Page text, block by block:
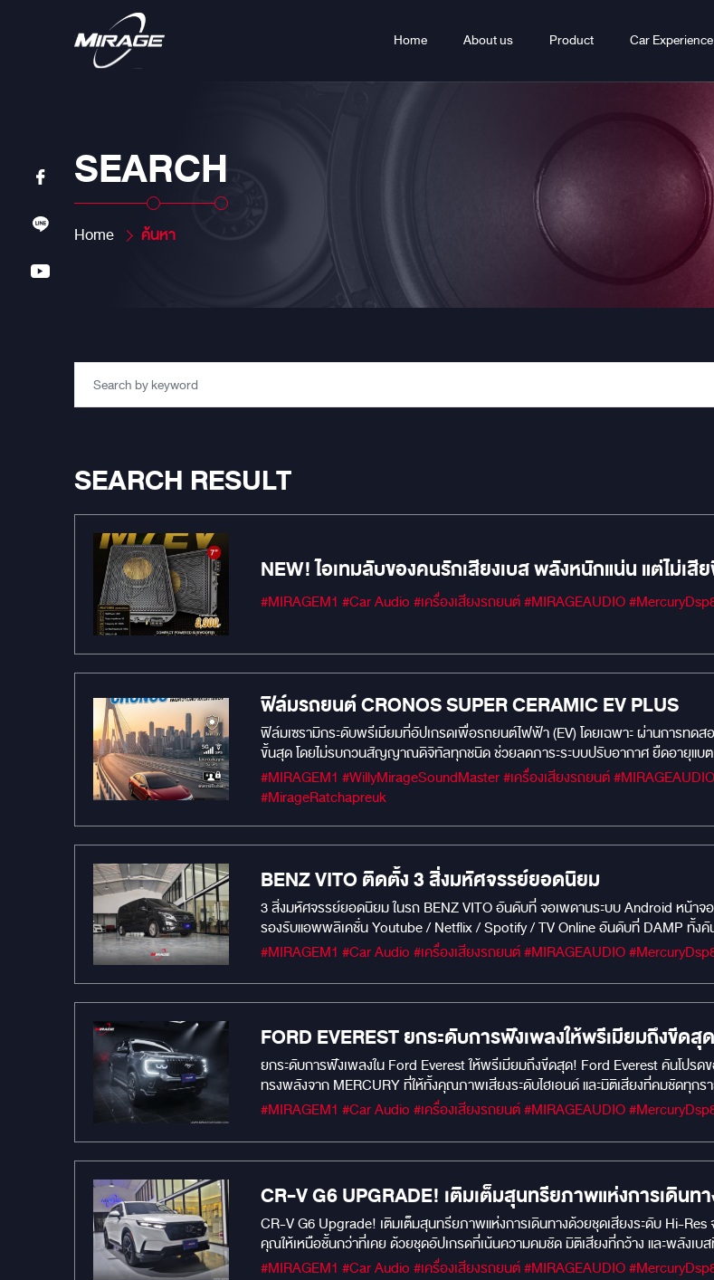
Home About us Product Car Experience
SEARCH
Home ค้นหา
SEARCH RESULT
NEW! ไอเทมลับของคนรักเสียงเบส พลังหนักแน่น แต่ไม่เสี
ฟิล์มรถยนต์ CRONOS SUPER CERAMIC EV PLUS
ฟิล์มเซรามิกระดับพรีเมียมที่อัปเกรดเพื่อรถยนต์ไฟฟ้า (EV) โดยเฉพาะ ผ่านการทดสอบระดับสากล ISO9050 โดดเด่นด้านการทนแสงแดดจัดและลดความร้อนสะสม
ขั้นสุด โดยไม่รบกวนสัญญาณดิจิทัลทุกชนิด ช่วยลดภาระระบบปรับอากาศ ยืดอายุแบต
#MIRAGEM1 #WillyMirageSoundMaster #เครื่องเสียงรถยนต์ #MIRAGEAUDIO #MercuryDsp8.4HD #mirageaudioสำนักงานใหญ่
#MirageRatchapreuk
BENZ VITO ติดตั้ง 3 สิ่งมหัศจรรย์ยอดนิยม
3 สิ่งมหัศจรรย์ยอดนิยม ในรถ BENZ VITO อันดับที่ จอเพดานระบบ Android หน้าจอขนาด 15.6 นิ้ว ทัชสกรีนบนหน้าจอได้ พับเก็บได สเปค RAM 4 / ROM 64
รองรับแอพพลิเคชั่น Youtube / Netflix / Spotify / TV Online อันดับที่ DAMP ทั้งคั
อันดับที่ ชุดเครื่องเสียงมหัศจรรย์กับ SUBBOX มหัศจรรย์ยอดนิยม MERCURY
: 90 DB Impedence : 4 Ohm Rated Power : 30W Max Power : 120W
Response : 68-22000Hz Crossover network unite : 3.5KHz,12dB/oct
120W Aluminum Casing Silk Dome Tweeter : 29 mm Black woven paper
165 2-Ways Component Speaker 6.5inch black PP with Mica Cone With
80x32x15mm (11.2oz) 38mm. Slik dome tweeter Neodymium magnet
:7Khz,3dB/OCT Sensitivity : 89dB/w/m Impedance : 4Q Rated Power : 40w Max.Power :
เพดานระบบ Android หน้าจอขนาด 15.6 นิ้ว ทัชสกรีนบนหน้าจอได้ พับเก็บได สเปค RAM 4 / ROM 64 รองรับแอพพลิเคชั่น Youtube / Netflix / Spotify / TV
มหัศจรรย์ยอดนิยม MERCURY DSP 8.4 HD SUBBOX ที่มี PROCESSOR ในตัว
MERCURY R62 ลำโพงรุ่นใหญ่ระดับงานแข่งขัน Size : 6.5" Frequency
Power : 30W Max Power : 120W Strontium magnet : 90x40x15mm (15
network unite : 3.5KHz,12dB/oct Sensitivity : 86dB/w/m Impedance : 4
Tweeter : 29 mm Black woven paper cone with Rubber Surround 1" voice
6.5inch black PP with Mica Cone With Rubber surround edge 1.0 inch
dome tweeter Neodymium magnet Frequency Response : 60-25000Hz
FORD EVEREST ยกระดับการฟังเพลงให้พรีเมียมถึงขีดสุด
ยกระดับการฟังเพลงใน Ford Everest ให้พรีเมียมถึงขีดสุด! Ford Everest คันโปรด
ทรงพลังจาก MERCURY ที่ให้ทั้งคุณภาพเสียงระดับไฮเอนด์ และมิติเสียงที่คมชัดทุก
ทุกย่านความถี่เสียงในห้องโดยสารของ Ford Everest โดยเฉพาะ ชุดลำโพงแยกชิ้น
CR-V G6 UPGRADE! เติมเต็มสุนทรียภาพแห่งการเดินท
CR-V G6 Upgrade! เติมเต็มสุนทรียภาพแห่งการเดินทางด้วยชุดเสียงระดับ Hi-
คุณให้เหนือชั้นกว่าที่เคย ด้วยชุดอัปเกรดที่เน้นความคมชัด มิติเสียงที่กว้าง และพลัง
M62 (คู่หน้า): ลำโพงแยกชิ้นคุณภาพสูง ถ่ายทอดเสียงกลาง-แหลมได้ละเอียด คมชัด มี